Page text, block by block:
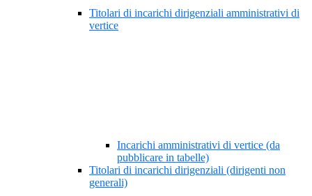
Titolari di incarichi dirigenziali amministrativi di
vertice
Incarichi amministrativi di vertice (da
pubblicare in tabelle)
Titolari di incarichi dirigenziali (dirigenti non
generali)